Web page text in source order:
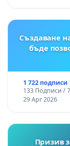
Създаване
бъде
1 722 подписи
133 Подписи /
29 Apr 2026
Призив